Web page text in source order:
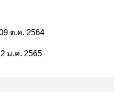
ต.ค. 2564
ม.ค. 2565